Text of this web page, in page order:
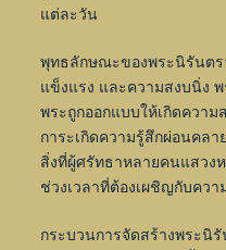
แต่ละวัน
พุทธลักษณะของพระนิรันตร
แข็งแรง และความสงบนิ่ง
พระถูกออกแบบให้เกิดควา
การะเกิดความรู้สึกผ่อนคล
สิ่งที่ผู้ศรัทธาหลายคนแสวง
ช่วงเวลาที่ต้องเผชิญกับคว
กระบวนการจัดสร้างพระนิ